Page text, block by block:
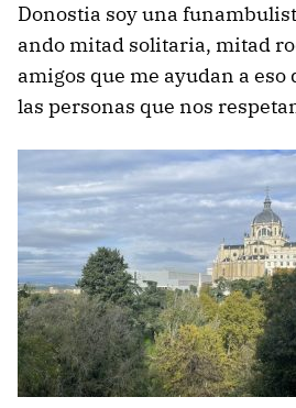
Donostia soy una
ando mitad solitaria, mitad
amigos que me ayudan a eso
las personas que nos